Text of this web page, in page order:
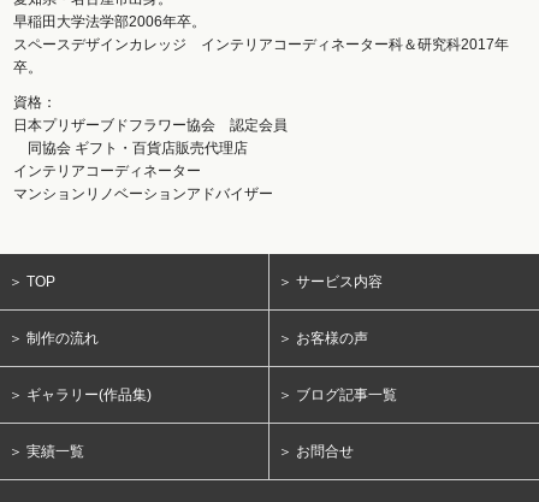
早稲田大学法学部2006年卒。
スペースデザインカレッジ インテリアコーディネーター科＆研究科2017年
卒。
資格：
日本プリザーブドフラワー協会 認定会員
同協会 ギフト・百貨店販売代理店
インテリアコーディネーター
マンションリノベーションアドバイザー
＞ TOP ＞ サービス内容
＞ 制作の流れ ＞ お客様の声
＞ ギャラリー(作品集) ＞ ブログ記事一覧
＞ 実績一覧 ＞ お問合せ